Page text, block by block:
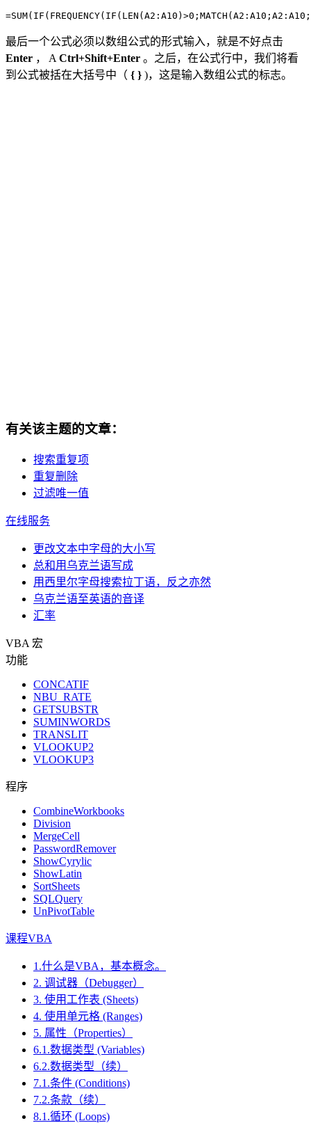
最后一个公式必须以数组公式的形式输入，就是不好点击
Enter ， A Ctrl+Shift+Enter 。之后，在公式行中，我们将看
到公式被括在大括号中（ { } )，这是输入数组公式的标志。
有关该主题的文章：
搜索重复项
重复删除
过滤唯一值
在线服务
更改文本中字母的大小写
总和用乌克兰语写成
用西里尔字母搜索拉丁语，反之亦然
乌克兰语至英语的音译
汇率
VBA 宏
功能
CONCATIF
NBU_RATE
GETSUBSTR
SUMINWORDS
TRANSLIT
VLOOKUP2
VLOOKUP3
程序
CombineWorkbooks
Division
MergeCell
PasswordRemover
ShowCyrylic
ShowLatin
SortSheets
SQLQuery
UnPivotTable
课程VBA
1.什么是VBA，基本概念。
2. 调试器（Debugger）
3. 使用工作表 (Sheets)
4. 使用单元格 (Ranges)
5. 属性（Properties）
6.1.数据类型 (Variables)
6.2.数据类型（续）
7.1.条件 (Conditions)
7.2.条款（续）
8.1.循环 (Loops)